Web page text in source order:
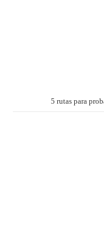
5 rutas para